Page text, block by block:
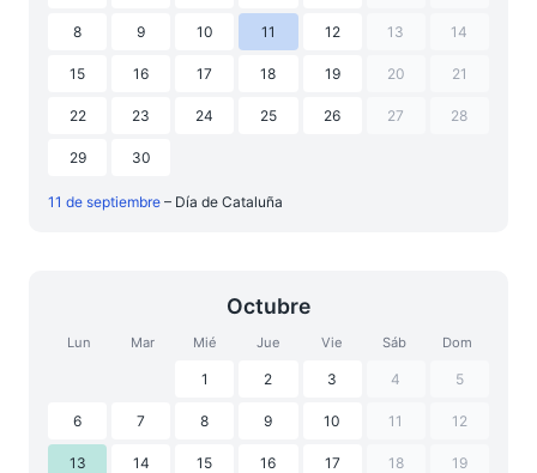
8 9 10 11 12 13 14
15 16 17 18 19 20 21
22 23 24 25 26 27 28
29 30
11 de septiembre – Día de Cataluña
Octubre
Lun Mar Mié Jue Vie Sáb Dom
1 2 3 4 5
6 7 8 9 10 11 12
13 14 15 16 17 18 19